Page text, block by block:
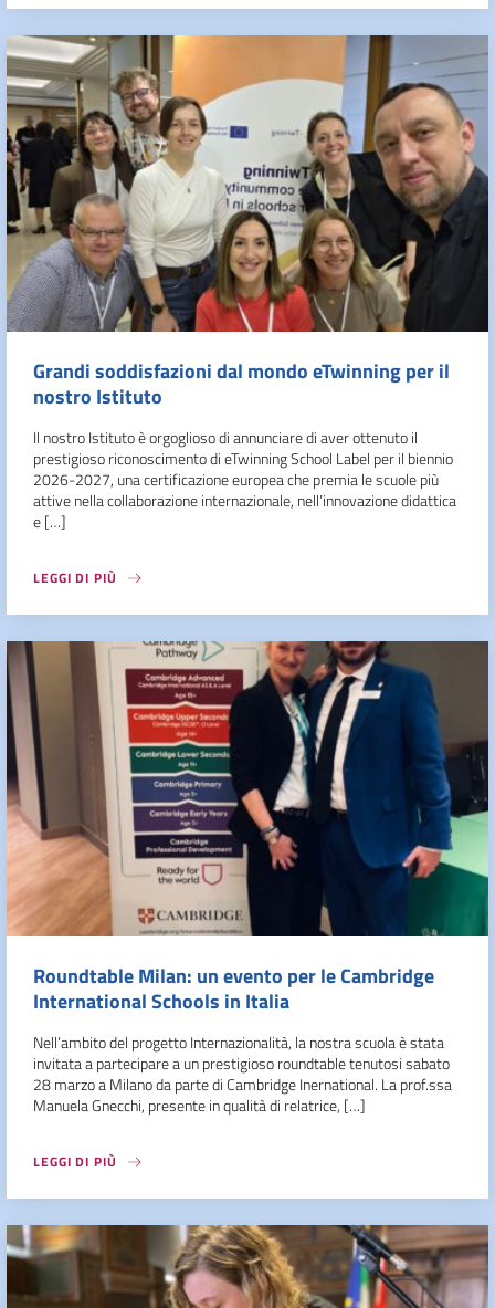
Grandi soddisfazioni dal mondo eTwinning per il
nostro Istituto
Il nostro Istituto è orgoglioso di annunciare di aver ottenuto il
prestigioso riconoscimento di eTwinning School Label per il biennio
2026-2027, una certificazione europea che premia le scuole più
attive nella collaborazione internazionale, nell’innovazione didattica
e […]
LEGGI DI PIÙ
Roundtable Milan: un evento per le Cambridge
International Schools in Italia
Nell’ambito del progetto Internazionalità, la nostra scuola è stata
invitata a partecipare a un prestigioso roundtable tenutosi sabato
28 marzo a Milano da parte di Cambridge Inernational. La prof.ssa
Manuela Gnecchi, presente in qualità di relatrice, […]
LEGGI DI PIÙ